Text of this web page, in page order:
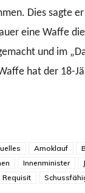
Dies sagte
eine Waffe
und im
hat der 18-
Amoklauf
Innenminister
Requisit